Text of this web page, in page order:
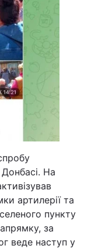
На
артилерії та
пункту
за
веде наступ у